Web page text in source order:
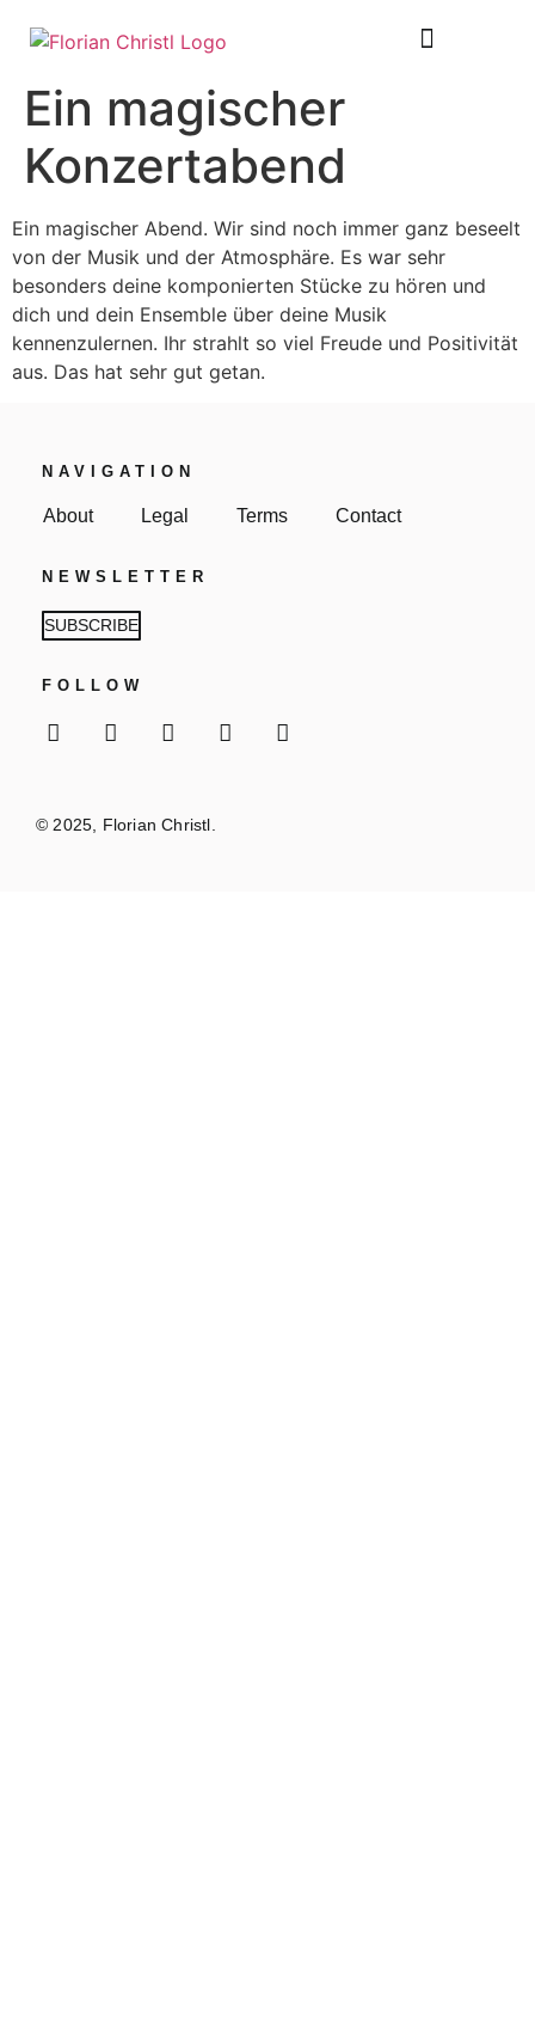
Ein magischer
Konzertabend
Ein magischer Abend. Wir sind noch immer ganz beseelt
von der Musik und der Atmosphäre. Es war sehr
besonders deine komponierten Stücke zu hören und
dich und dein Ensemble über deine Musik
kennenzulernen. Ihr strahlt so viel Freude und Positivität
aus. Das hat sehr gut getan.
NAVIGATION
About Legal Terms Contact
NEWSLETTER
SUBSCRIBE
FOLLOW
© 2025, Florian Christl.